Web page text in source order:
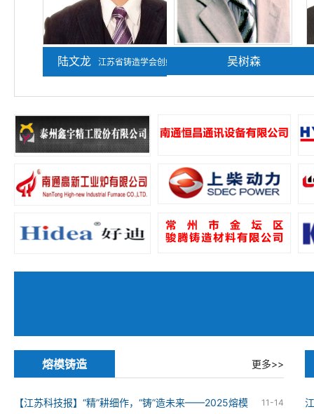
陆文龙 江苏省铸造学会创始人
熊守美 吴树森
熔模铸造 更多>>
11-14
【江苏科技报】“精”耕细作，“铸”造未来——2025熔模